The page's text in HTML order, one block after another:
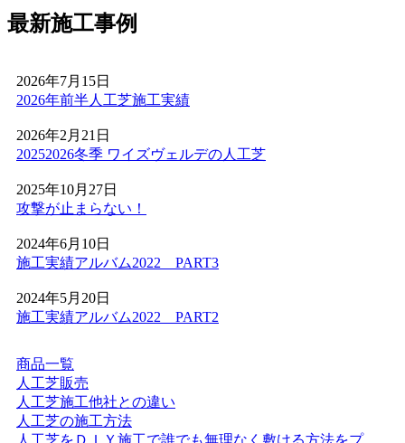
ンテナンスのしやすさは、広い敷地を管理される法人様や
自治体様からも高く評価されています。摩耗に強く、長期
ご相談ください。プロ基準の品質を一般のご家庭にもお届
けします。
2026.5.28
ないほどの美しさとリアルな質感が実現されています。一
年中鮮やかな緑を保てるため、景観を重視する個人宅の主
っしゃいますが、経年による端のめくれや、仕上がりの差
が出る継ぎ目の処理などは、プロである私たちにお任せく
密なカット技術で、まるで一枚の絨毯のような美しい仕上
がりをお約束します。メンテナンスフリーで、四季を通じ
2026.5.19
最近では幼稚園や保育園、学校の校庭に人工芝を導入する
ケースが非常に増えています。当社の人工芝は水はけが非
最新施工事例
2026年7月15日
2026年前半人工芝施工実績
2026年2月21日
20252026冬季 ワイズヴェルデの人工芝
2025年10月27日
攻撃が止まらない！
2024年6月10日
施工実績アルバム2022 PART3
2024年5月20日
施工実績アルバム2022 PART2
商品一覧
人工芝販売
人工芝施工他社との違い
人工芝の施工方法
人工芝をＤＩＹ施工で誰でも無理なく敷ける方法をプ